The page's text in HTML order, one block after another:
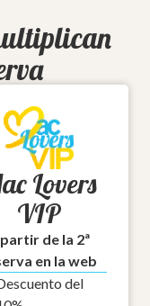
Lovers
VIP
de la 2ª
en la web
del